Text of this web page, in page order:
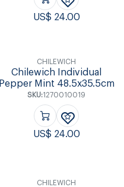
US$ 24.00
CHILEWICH
Chilewich Individual
Pepper Mint 48.5x35.5cm
SKU:1270010019
US$ 24.00
CHILEWICH